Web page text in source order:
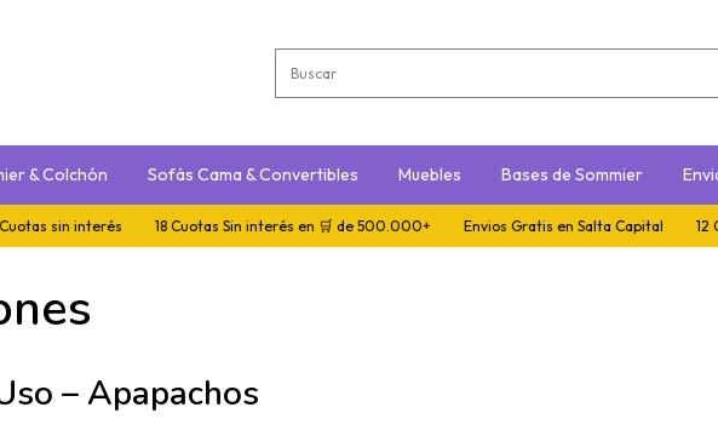
& Colchón Sofás Cama & Convertibles Muebles Bases de Sommier
sin interés 18 Cuotas Sin interés en 🛒 de 500.000+ Envios Gratis en Salta Capital 12
– Apapachos